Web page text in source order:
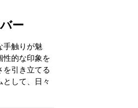
ー
手触りが魅
性的な印象を
を引き立てる
として、日々